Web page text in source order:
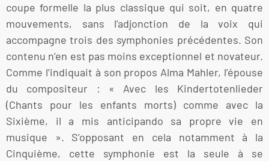
coupe formelle la plus classique qui soit, en quatre
mouvements, sans l’adjonction de la voix qui
accompagne trois des symphonies précédentes. Son
contenu n’en est pas moins exceptionnel et novateur.
Comme l’indiquait à son propos Alma Mahler, l’épouse
du compositeur : « Avec les Kindertotenlieder
(Chants pour les enfants morts) comme avec la
Sixième, il a mis anticipando sa propre vie en
musique ». S’opposant en cela notamment à la
Cinquième, cette symphonie est la seule à se